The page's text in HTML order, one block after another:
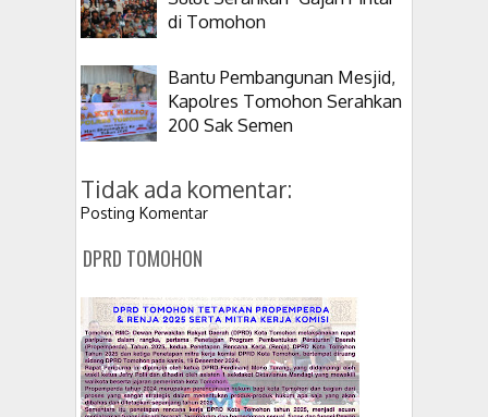
di Tomohon
Bantu Pembangunan Mesjid,
Kapolres Tomohon Serahkan
200 Sak Semen
Tidak ada komentar:
Posting Komentar
DPRD TOMOHON